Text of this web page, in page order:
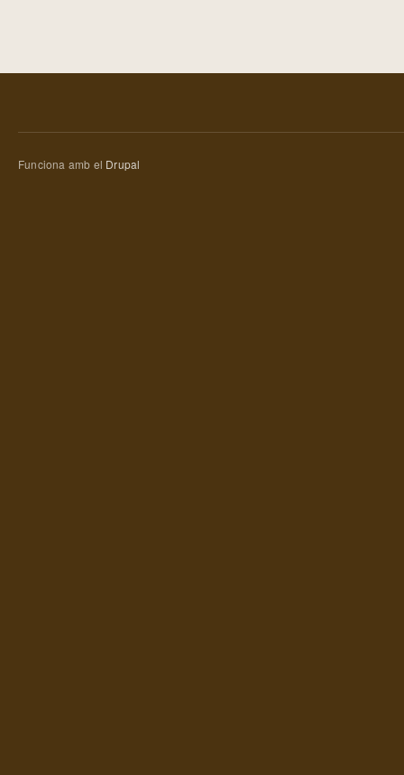
Funciona amb el Drupal